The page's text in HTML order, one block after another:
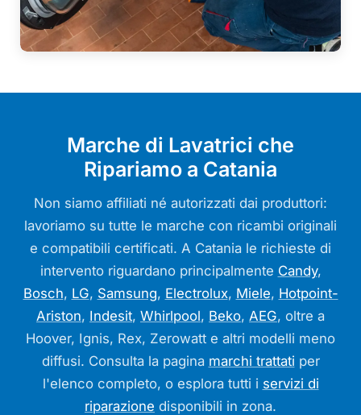
Marche di Lavatrici che
Ripariamo a Catania
Non siamo affiliati né autorizzati dai produttori:
lavoriamo su tutte le marche con ricambi originali
e compatibili certificati. A Catania le richieste di
intervento riguardano principalmente Candy,
Bosch, LG, Samsung, Electrolux, Miele, Hotpoint-
Ariston, Indesit, Whirlpool, Beko, AEG, oltre a
Hoover, Ignis, Rex, Zerowatt e altri modelli meno
diffusi. Consulta la pagina marchi trattati per
l'elenco completo, o esplora tutti i servizi di
riparazione disponibili in zona.